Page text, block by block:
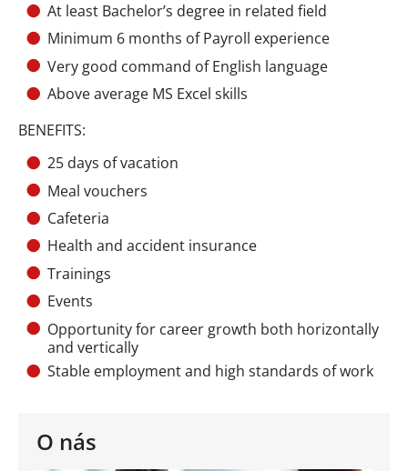
O nás
At least Bachelor’s degree in related field
Minimum 6 months of Payroll experience
Very good command of English language
Above average MS Excel skills
BENEFITS:
25 days of vacation
Meal vouchers
Cafeteria
Health and accident insurance
Trainings
Events
Opportunity for career growth both horizontally
and vertically
Stable employment and high standards of work